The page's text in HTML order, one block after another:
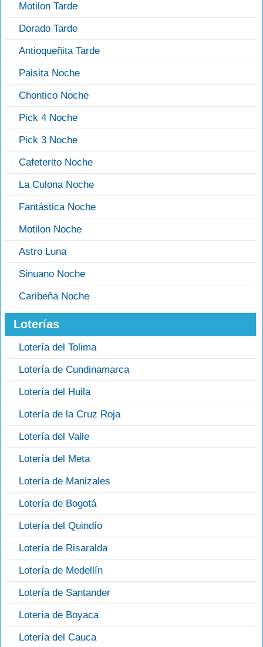
Motilon Tarde
Dorado Tarde
Antioqueñita Tarde
Paisita Noche
Chontico Noche
Pick 4 Noche
Pick 3 Noche
Cafeterito Noche
La Culona Noche
Fantástica Noche
Motilon Noche
Astro Luna
Sinuano Noche
Caribeña Noche
Loterías
Lotería del Tolima
Lotería de Cundinamarca
Lotería del Huila
Lotería de la Cruz Roja
Lotería del Valle
Lotería del Meta
Lotería de Manizales
Lotería de Bogotá
Lotería del Quindío
Lotería de Risaralda
Lotería de Medellín
Lotería de Santander
Lotería de Boyaca
Lotería del Cauca